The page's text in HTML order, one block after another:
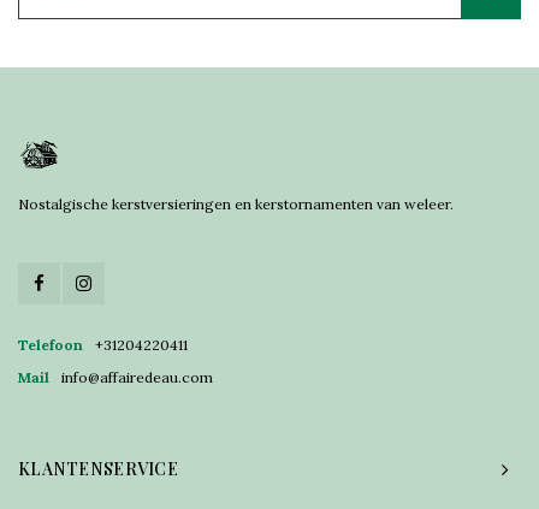
Nostalgische kerstversieringen en kerstornamenten van weleer.
Telefoon
+31204220411
Mail
info@affairedeau.com
KLANTENSERVICE